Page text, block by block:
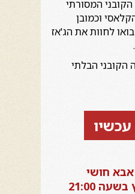
המסורתי
וכמובן
לחוות את הג'אז
הקובני הבלתי
עכשיו
חושי